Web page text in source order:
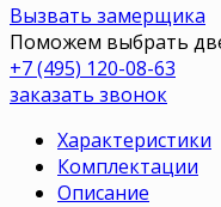
Вызвать замерщика
Поможем выбрать
+7 (495) 120-08-63
заказать звонок
Характеристики
Комплектации
Описание